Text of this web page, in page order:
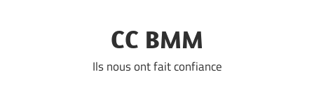
CC BMM
Ils nous ont fait confiance